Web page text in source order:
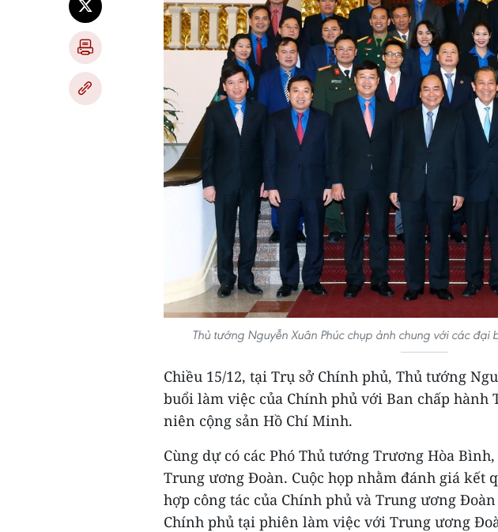
Thủ tướng Nguyễn Xuân Phúc chụp ảnh chung với các đại
Chiều 15/12, tại Trụ sở Chính phủ, Thủ tướng
buổi làm việc của Chính phủ với Ban chấp hành
niên cộng sản Hồ Chí Minh.
Cùng dự có các Phó Thủ tướng Trương Hòa
Trung ương Đoàn. Cuộc họp nhằm đánh giá kết
hợp công tác của Chính phủ và Trung ương
Chính phủ tại phiên làm việc với Trung ương